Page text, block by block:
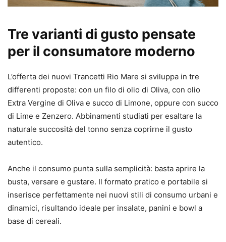
Tre varianti di gusto pensate
per il consumatore moderno
L’offerta dei nuovi Trancetti Rio Mare si sviluppa in tre
differenti proposte: con un filo di olio di Oliva, con olio
Extra Vergine di Oliva e succo di Limone, oppure con succo
di Lime e Zenzero. Abbinamenti studiati per esaltare la
naturale succosità del tonno senza coprirne il gusto
autentico.
Anche il consumo punta sulla semplicità: basta aprire la
busta, versare e gustare. Il formato pratico e portabile si
inserisce perfettamente nei nuovi stili di consumo urbani e
dinamici, risultando ideale per insalate, panini e bowl a
base di cereali.